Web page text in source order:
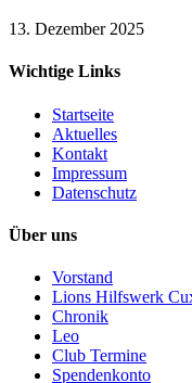
13. Dezember 2025
Wichtige Links
Startseite
Aktuelles
Kontakt
Impressum
Datenschutz
Über uns
Vorstand
Lions Hilfswerk
Chronik
Leo
Club Termine
Spendenkonto